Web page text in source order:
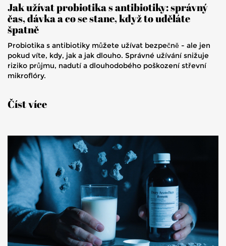
Jak užívat probiotika s antibiotiky: správný
čas, dávka a co se stane, když to uděláte
špatně
Probiotika s antibiotiky můžete užívat bezpečně - ale jen
pokud víte, kdy, jak a jak dlouho. Správné užívání snižuje
riziko průjmu, nadutí a dlouhodobého poškození střevní
mikroflóry.
Číst více